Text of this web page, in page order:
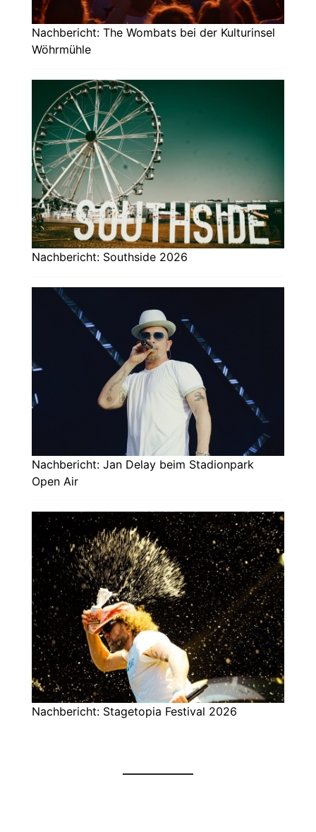
Nachbericht: The Wombats bei der Kulturinsel
Wöhrmühle
Nachbericht: Southside 2026
Nachbericht: Jan Delay beim Stadionpark
Open Air
Nachbericht: Stagetopia Festival 2026